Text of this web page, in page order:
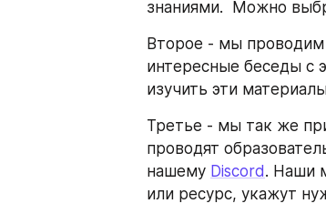
знаниями.  Можно
Второе - мы проводим
интересные беседы с
изучить эти
Третье - мы так же
проводят
нашему Discord. Наши
или ресурс, укажут